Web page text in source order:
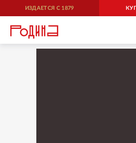
ИЗДАЕТСЯ С 1879